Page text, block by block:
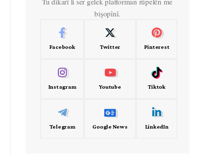
bişopînî.
Facebook Twitter Pinterest
Instagram Youtube Tiktok
Telegram Google News LinkedIn